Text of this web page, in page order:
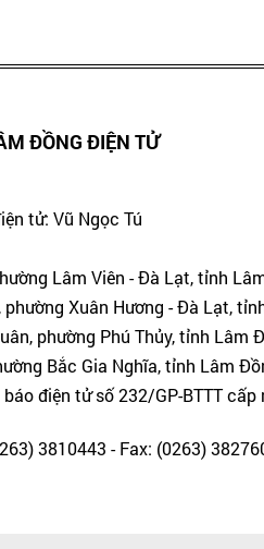
ĐỒNG ĐIỆN TỬ
tử: Vũ Ngọc Tú
Lâm Viên - Đà Lạt, tỉnh
phường Xuân Hương - Đà Lạt,
phường Phú Thủy, tỉnh Lâm
Bắc Gia Nghĩa, tỉnh Lâm
điện tử số 232/GP-BTTT
3810443 - Fax: (0263)